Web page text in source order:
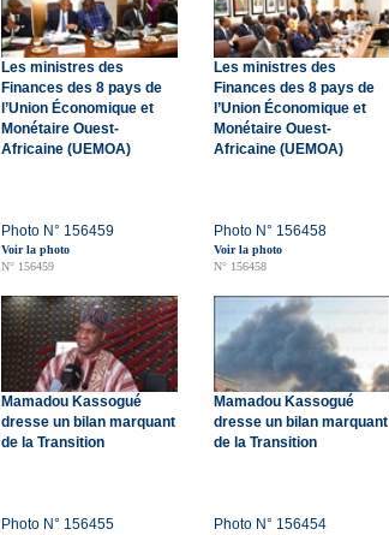
Les ministres des
Finances des 8 pays de
l’Union Économique et
Monétaire Ouest-
Africaine (UEMOA)
Photo N° 156459
Voir la photo
N° 156459
Les ministres des
Finances des 8 pays de
l’Union Économique et
Monétaire Ouest-
Africaine (UEMOA)
Photo N° 156458
Voir la photo
N° 156458
Mamadou Kassogué
dresse un bilan marquant
de la Transition
Photo N° 156455
Mamadou Kassogué
dresse un bilan marquant
de la Transition
Photo N° 156454